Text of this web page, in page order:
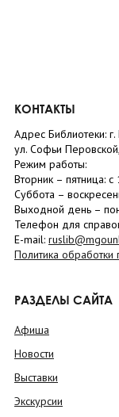
КОНТАКТЫ
Адрес Библиотеки:
ул. Софьи
Режим работы:
Вторник – пятница: с
Суббота – в
Выходной день –
Телефон для
E-mail:
Политика
РАЗДЕЛЫ САЙТА
Афиша
Новости
Выставки
Экскурсии